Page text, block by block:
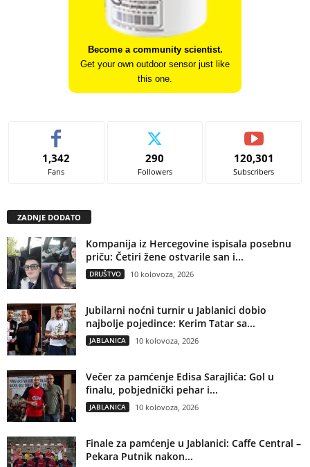
Become a community scientist.
Get your own outdoor sensor just like
this one.
1,342
Fans
290
Followers
120,301
Subscribers
ZADNJE DODATO
Kompanija iz Hercegovine ispisala posebnu
priču: Četiri žene ostvarile san i...
DRUŠTVO 10 kolovoza, 2026
Jubilarni noćni turnir u Jablanici dobio
najbolje pojedince: Kerim Tatar sa...
JABLANICA 10 kolovoza, 2026
Večer za pamćenje Edisa Sarajlića: Gol u
finalu, pobjednički pehar i...
JABLANICA 10 kolovoza, 2026
Finale za pamćenje u Jablanici: Caffe Central –
Pekara Putnik nakon...